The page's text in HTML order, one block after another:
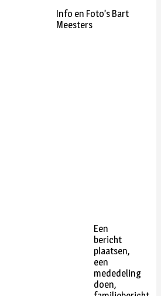
Info en Foto’s Bart
Meesters
Een
bericht
plaatsen,
een
mededeling
doen,